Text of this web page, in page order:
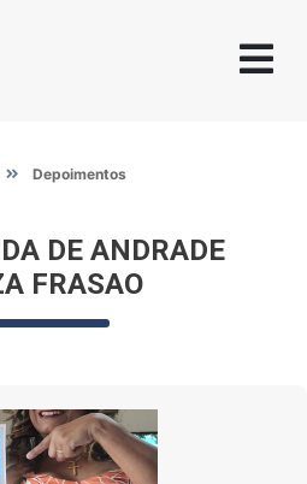
Depoimentos
DE ANDRADE
FRASAO